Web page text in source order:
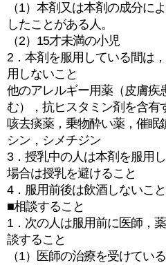
（1）本剤又は本剤の成分に
したことがある人。
（2）15才未満の小児
2．本剤を服用している間は
用しないこと
他のアレルギー用薬（皮膚疾
む），抗ヒスタミン剤を含有
咳去痰薬，乗物酔い薬，催眠
シン，シメチジン
3．授乳中の人は本剤を服用
場合は授乳を避けること
4．服用前後は飲酒しないこと
■相談すること
1．次の人は服用前に医師，
談すること
（1）医師の治療を受けている